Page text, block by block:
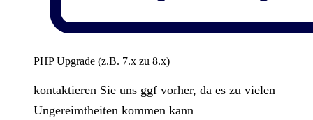
PHP Upgrade (z.B. 7.x zu 8.x)
kontaktieren Sie uns ggf vorher, da es zu vielen
Ungereimtheiten kommen kann